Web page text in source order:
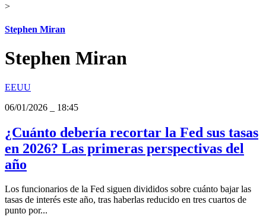
>
Stephen Miran
Stephen Miran
EEUU
06/01/2026
18:45
¿Cuánto debería recortar la Fed sus tasas
en 2026? Las primeras perspectivas del
año
Los funcionarios de la Fed siguen divididos sobre cuánto bajar las
tasas de interés este año, tras haberlas reducido en tres cuartos de
punto por...